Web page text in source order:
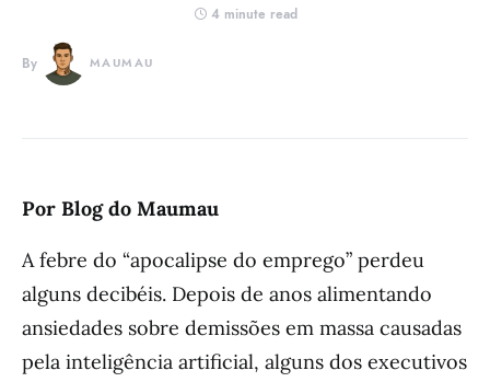
4 minute read
By MAUMAU
Por Blog do Maumau
A febre do “apocalipse do emprego” perdeu
alguns decibéis. Depois de anos alimentando
ansiedades sobre demissões em massa causadas
pela inteligência artificial, alguns dos executivos